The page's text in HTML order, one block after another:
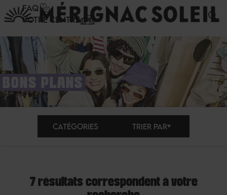
FAQ
VOTRE CENTRE
BONS PLANS
CATÉGORIES TRIER PAR
7 résultats correspondent à votre
Panneau de gestion des cookies